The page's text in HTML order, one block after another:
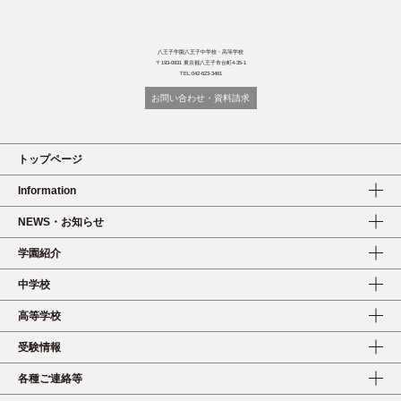
八王子学園八王子中学校・高等学校
〒193-0931 東京都八王子市台町4-35-1
TEL:042-623-3461
お問い合わせ・資料請求
トップページ
Information
NEWS・お知らせ
学園紹介
中学校
高等学校
受験情報
各種ご連絡等